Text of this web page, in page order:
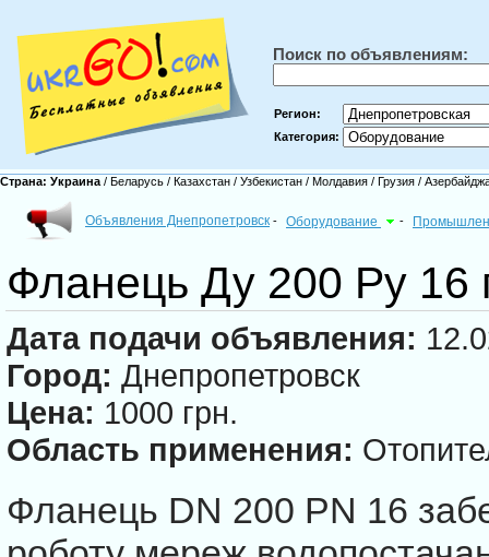
Поиск по объявлениям:
Регион:
Категория:
Страна: Украина / Беларусь / Казахстан / Узбекистан / Молдавия / Грузия /
Объявления Днепропетровск - Оборудование -
Фланець Ду 200 Ру 16
Дата подачи объявления:
Город: Днепропетровск
Цена: 1000 грн.
Область применения:
Фланець DN 200 PN 16